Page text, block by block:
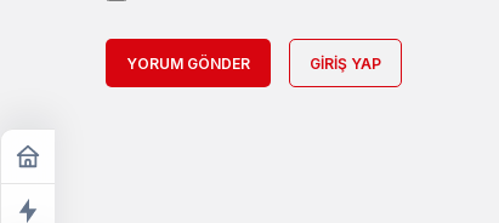
YORUM GÖNDER GIRIŞ YAP